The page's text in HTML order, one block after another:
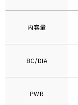
内容量
BC/DIA
PWR